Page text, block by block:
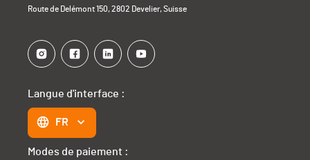
Route de Delémont 150, 2802 Develier, Suisse
Langue d'interface :
FR
Modes de paiement :